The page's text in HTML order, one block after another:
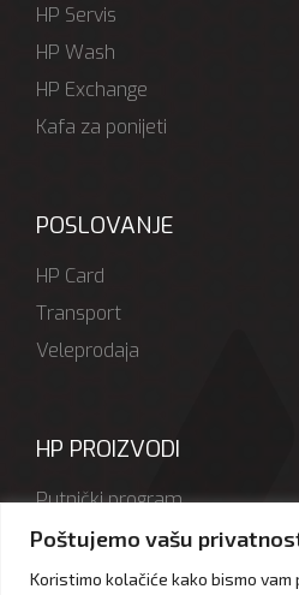
Poštujemo vašu
Koristimo kolačiće kako bismo
HP Servis
HP Wash
HP Exchange
Kafa za ponijeti
POSLOVANJE
HP Card
Transport
Veleprodaja
HP PROIZVODI
Putnički program
Teretni program
Auto fluidi